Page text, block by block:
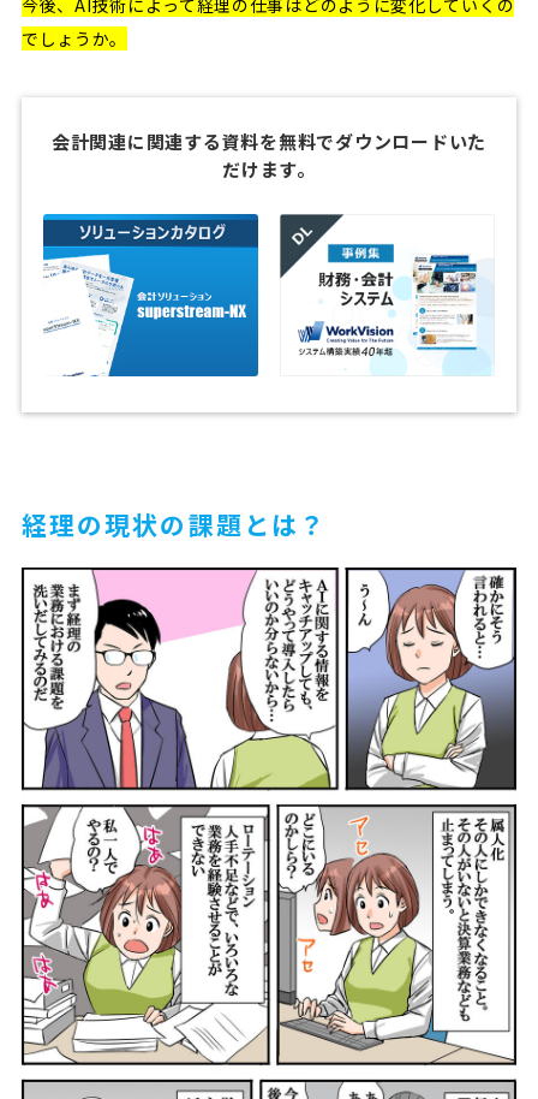
今後、AI技術によって経理の仕事はどのように変化していくの
でしょうか。
会計関連に関連する資料を無料でダウンロードいた
だけます。
経理の現状の課題とは？